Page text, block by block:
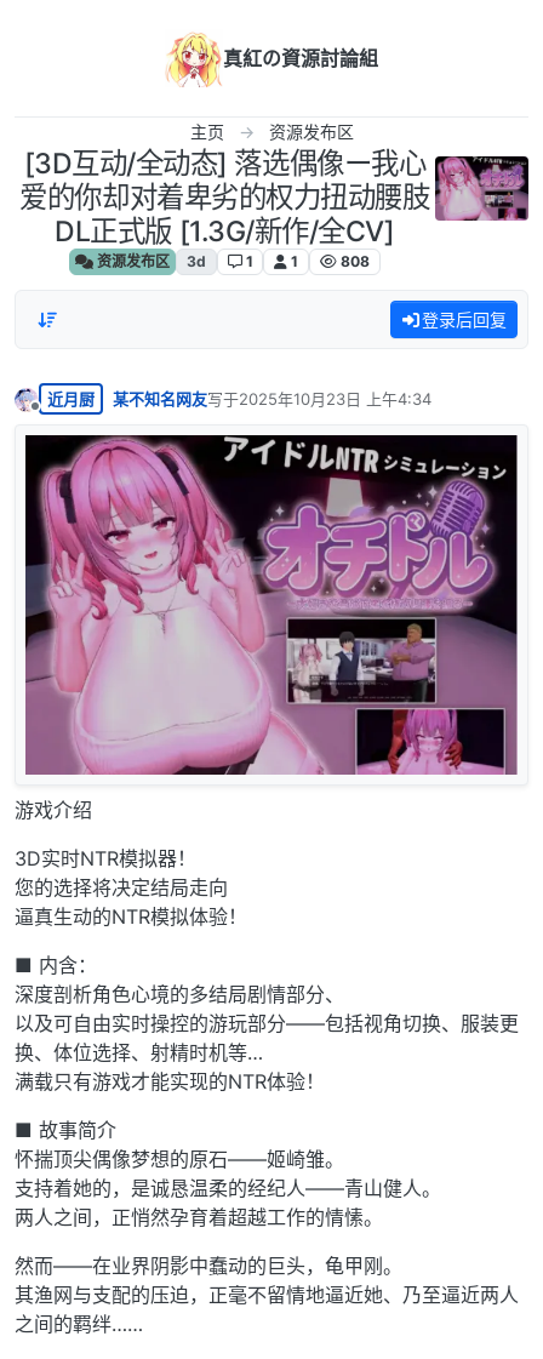
真紅の資源討論組
主页 资源发布区
[3D互动/全动态] 落选偶像ー我心
爱的你却对着卑劣的权力扭动腰肢
DL正式版 [1.3G/新作/全CV]
资源发布区 3d 1 1 808
登录后回复
离线
近月厨 某不知名网友写于2025年10月23日 上午4:34
最后由 编辑
游戏介绍
3D实时NTR模拟器！
您的选择将决定结局走向
逼真生动的NTR模拟体验！
■ 内含：
深度剖析角色心境的多结局剧情部分、
以及可自由实时操控的游玩部分——包括视角切换、服装更
换、体位选择、射精时机等…
满载只有游戏才能实现的NTR体验！
■ 故事简介
怀揣顶尖偶像梦想的原石——姬崎雏。
支持着她的，是诚恳温柔的经纪人——青山健人。
两人之间，正悄然孕育着超越工作的情愫。
然而——在业界阴影中蠢动的巨头，龟甲刚。
其渔网与支配的压迫，正毫不留情地逼近她、乃至逼近两人
之间的羁绊……